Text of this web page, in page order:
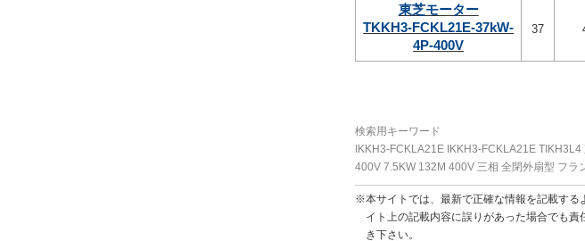
東芝モーター
TKKH3-FCKL21E-37kW-
4P-400V
37
検索用キーワード
IKKH3-FCKLA21E IKKH3-FCKLA21E
400V 7.5KW 132M 400V 三相 全閉外扇型 フラ
※本サイトでは、最新で正確な情報を記載する
イト上の記載内容に誤りがあった場合でも
き下さい。